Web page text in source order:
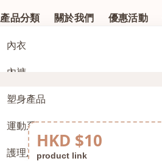
產品分類
內衣
內褲
塑身產品
運動系列
護理及配件
關於我們 優惠活動
HKD $10
product link